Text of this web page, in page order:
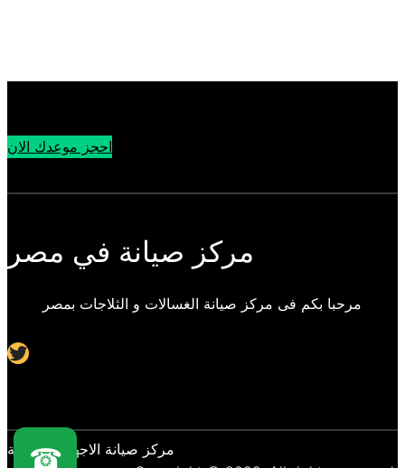
احجز موعدك الان
مركز صيانة في مصر
مرحبا بكم فى مركز صيانة الغسالات و الثلاجات بمصر
Twitter
مركز صيانة الاجهزة المنزلية
☎